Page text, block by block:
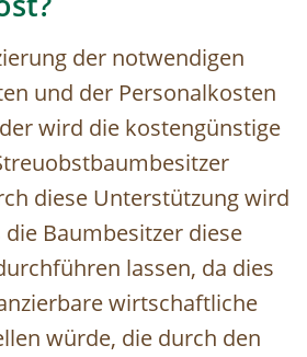
der notwendigen
und der Personalkosten
wird die kostengünstige
diese Unterstützung wird
Baumbesitzer diese
lassen, da dies
wirtschaftliche
würde, die durch den